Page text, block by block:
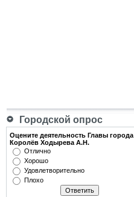
Городской опрос
Оцените деятельность Главы города
Королёв Ходырева А.Н.
Отлично
Хорошо
Удовлетворительно
Плохо